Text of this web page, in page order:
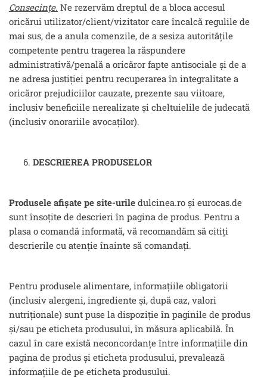
Consecințe. Ne rezervăm dreptul de a bloca accesul
oricărui utilizator/client/vizitator care încalcă regulile de
mai sus, de a anula comenzile, de a sesiza autoritățile
competente pentru tragerea la răspundere
administrativă/penală a oricăror fapte antisociale și de a
ne adresa justiției pentru recuperarea în integralitate a
oricăror prejudiciilor cauzate, prezente sau viitoare,
inclusiv beneficiile nerealizate și cheltuielile de judecată
(inclusiv onorariile avocaților).
DESCRIEREA PRODUSELOR
Produsele afișate pe site-urile dulcinea.ro și eurocas.de
sunt însoțite de descrieri în pagina de produs. Pentru a
plasa o comandă informată, vă recomandăm să citiți
descrierile cu atenție înainte să comandați.
Pentru produsele alimentare, informațiile obligatorii
(inclusiv alergeni, ingrediente și, după caz, valori
nutriționale) sunt puse la dispoziție în paginile de produs
și/sau pe eticheta produsului, în măsura aplicabilă. În
cazul în care există neconcordanțe între informațiile din
pagina de produs și eticheta produsului, prevalează
informațiile de pe eticheta produsului.